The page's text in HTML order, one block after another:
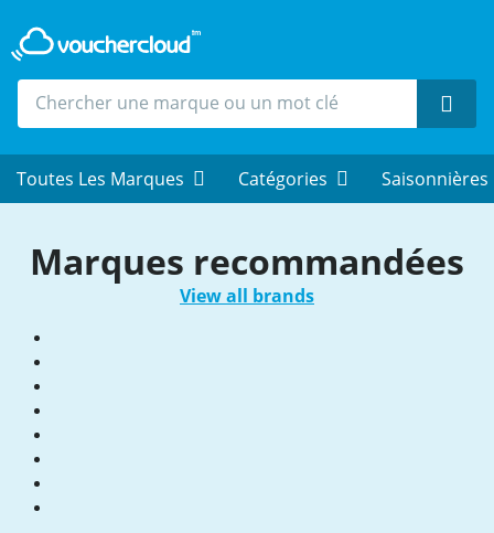
Toutes Les Marques Catégories Saisonnières
Marques recommandées
View all brands